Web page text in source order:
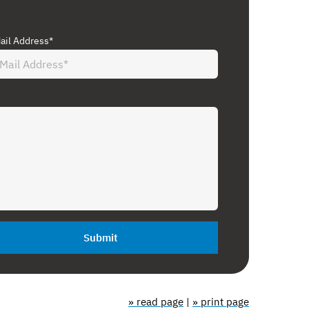
Address*
Submit
» read page | » print page